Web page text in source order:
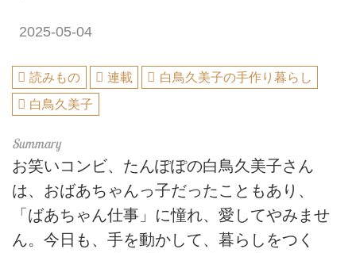
2025-05-04
読みもの 連載
白鳥久美子の手作り暮らし
白鳥久美子
お笑いコンビ、たんぽぽの白鳥久美子さん
は、おばあちゃんっ子だったこともあり、
「ばあちゃん仕事」に憧れ、愛してやみませ
ん。今日も、手を動かして、暮らしをつく